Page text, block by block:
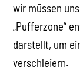
wir müssen
„Pufferzone“
darstellt, um
verschleiern.